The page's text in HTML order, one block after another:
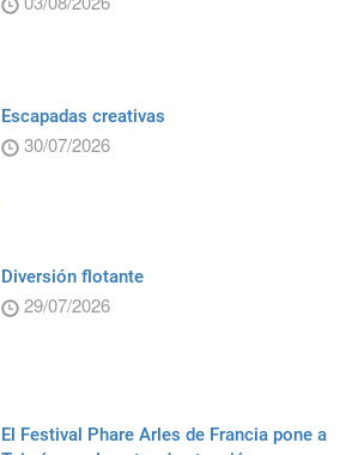
Escapadas creativas
30/07/2026
Diversión flotante
29/07/2026
El Festival Phare Arles de Francia pone a